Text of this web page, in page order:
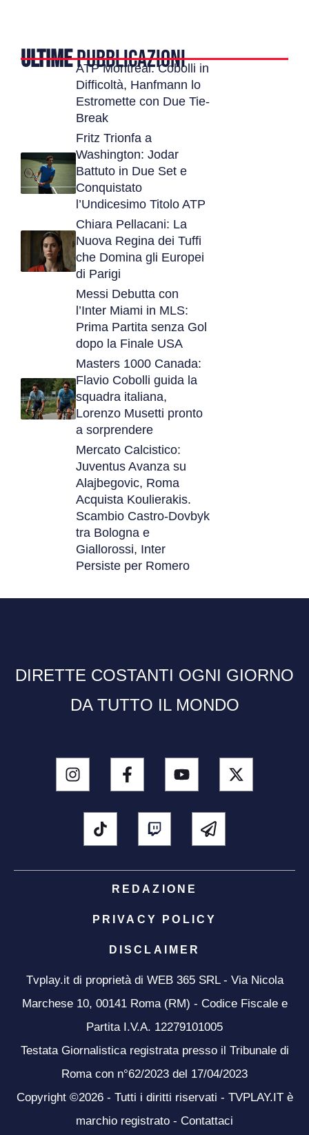
ULTIMEPUBBLICAZIONI
ATP Montreal: Cobolli in
Difficoltà, Hanfmann lo
Estromette con Due Tie-
Break
Fritz Trionfa a
Washington: Jodar
Battuto in Due Set e
Conquistato
l’Undicesimo Titolo ATP
Chiara Pellacani: La
Nuova Regina dei Tuffi
che Domina gli Europei
di Parigi
Messi Debutta con
l’Inter Miami in MLS:
Prima Partita senza Gol
dopo la Finale USA
Masters 1000 Canada:
Flavio Cobolli guida la
squadra italiana,
Lorenzo Musetti pronto
a sorprendere
Mercato Calcistico:
Juventus Avanza su
Alajbegovic, Roma
Acquista Koulierakis.
Scambio Castro-Dovbyk
tra Bologna e
Giallorossi, Inter
Persiste per Romero
DIRETTE COSTANTI OGNI GIORNO
DA TUTTO IL MONDO
REDAZIONE
PRIVACY POLICY
DISCLAIMER
Tvplay.it di proprietà di WEB 365 SRL - Via Nicola
Marchese 10, 00141 Roma (RM) - Codice Fiscale e
Partita I.V.A. 12279101005
Testata Giornalistica registrata presso il Tribunale di
Roma con n°62/2023 del 17/04/2023
Copyright ©2026 - Tutti i diritti riservati - TVPLAY.IT è
marchio registrato - Contattaci